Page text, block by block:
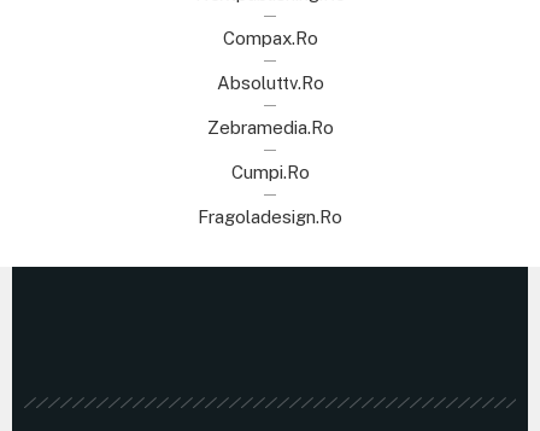
Compax.ro
Absoluttv.ro
Zebramedia.ro
Cumpi.ro
Fragoladesign.ro